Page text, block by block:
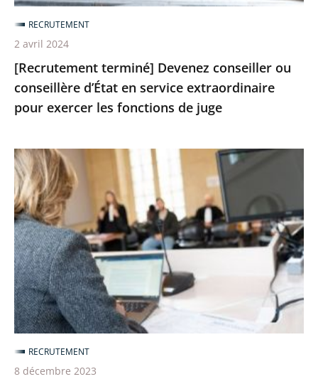
extraordinaire
pour
exercer
les
fonctions
de
[Recrutement terminé] Devenez conseiller ou
conseillère d’État en service extraordinaire
pour exercer les fonctions de juge
RECRUTEMENT
2 avril 2024
Les
résultats
du
concours
de
magistrat
interne
et
externe
sont
disponibles
RECRUTEMENT
8 décembre 2023